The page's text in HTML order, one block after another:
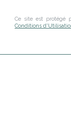
Ce site est protégé
Conditions